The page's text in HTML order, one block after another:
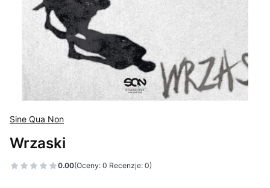
Sine Qua Non
Wrzaski
0.00(Oceny: 0 Recenzje: 0)